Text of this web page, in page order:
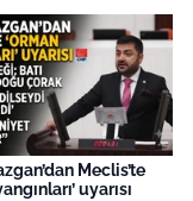
Meclis’te
uyarısı